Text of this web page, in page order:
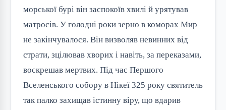
морської бурі він заспокоїв хвилі й урятував
матросів. У голодні роки зерно в коморах Мир
не закінчувалося. Він визволяв невинних від
страти, зцілював хворих і навіть, за переказами,
воскрешав мертвих. Під час Першого
Вселенського собору в Нікеї 325 року святитель
так палко захищав істинну віру, що вдарив